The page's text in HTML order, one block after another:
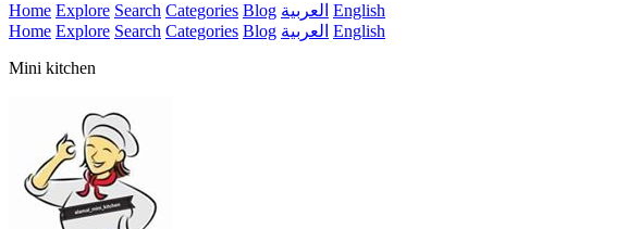
Home Explore Search Categories Blog العربية English
Home Explore Search Categories Blog العربية English
Mini kitchen